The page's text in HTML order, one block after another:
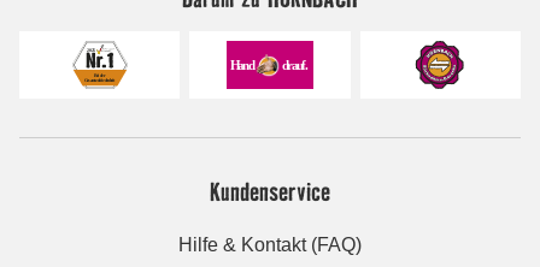
Kundenservice
Hilfe & Kontakt (FAQ)